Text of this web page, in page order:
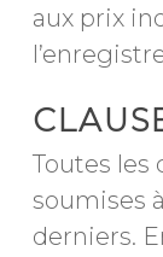
aux prix
Toutes
soumises
derniers.